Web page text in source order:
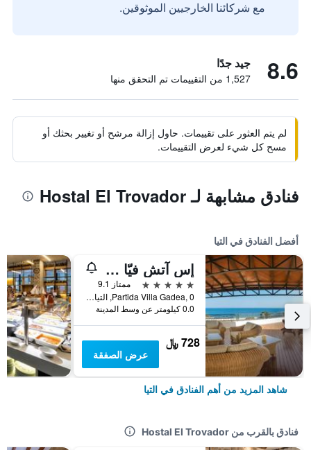
مع شركائنا الخارجيين الموثوقين.
8.6 جيد جدًا
1,527 من التقييمات تم التحقق منها
لم يتم العثور على تقييمات. حاول إزالة مرشح أو تغيير بحثك أو
مسح كل شيء لعرض التقييمات.
فنادق مشابهة لـ Hostal El Trovador
أفضل الفنادق في التيا
إس آتش فيّا جاديا أوتل
5 نجوم
ممتاز 9.1
Partida Villa Gadea, 0, التيا, منطقة بلنسية, أسبانيا
0.0 كيلومتر عن وسط المدينة
728 ﷼
عرض الصفقة
شاهد المزيد من أهم الفنادق في التيا
فنادق بالقرب من Hostal El Trovador